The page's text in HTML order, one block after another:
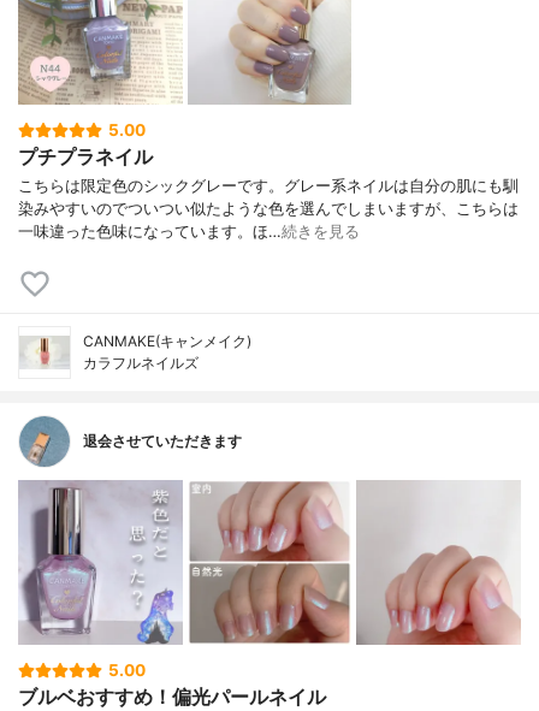
5.00
プチプラネイル
こちらは限定色のシックグレーです。グレー系ネイルは自分の肌にも馴
染みやすいのでついつい似たような色を選んでしまいますが、こちらは
一味違った色味になっています。ほ…続きを見る
CANMAKE(キャンメイク)
カラフルネイルズ
退会させていただきます
5.00
ブルベおすすめ！偏光パールネイル